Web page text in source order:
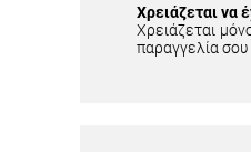
Χρειάζεται να
Χρειάζεται
παραγγελία σου